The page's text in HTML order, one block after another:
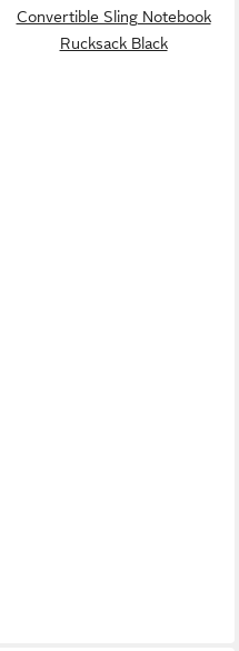
Convertible Sling Notebook
Rucksack Black